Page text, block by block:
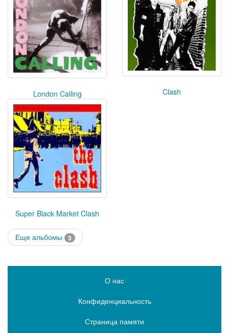
London Calling Clash
Super Black Market Clash
Еще альбомы 3
О нас
Конфиденциальность
Страница памяти